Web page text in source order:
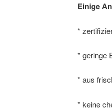
Einige
*
* geringe
* aus
* keine